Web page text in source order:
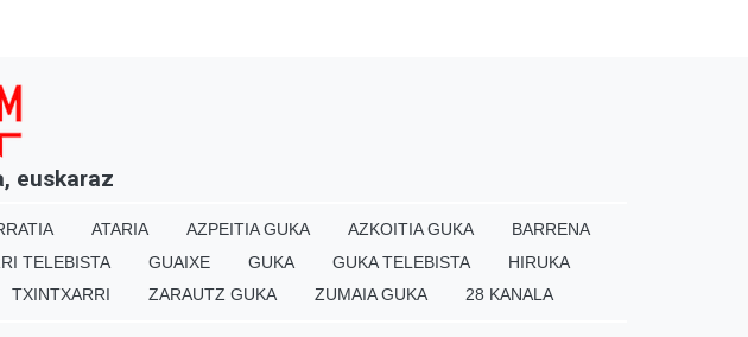
euskaraz
ATARIA AZPEITIA GUKA AZKOITIA GUKA
BARRENA
TELEBISTA GUAIXE GUKA GUKA TELEBISTA
HIRUKA
TXINTXARRI ZARAUTZ GUKA ZUMAIA GUKA 28 KANALA